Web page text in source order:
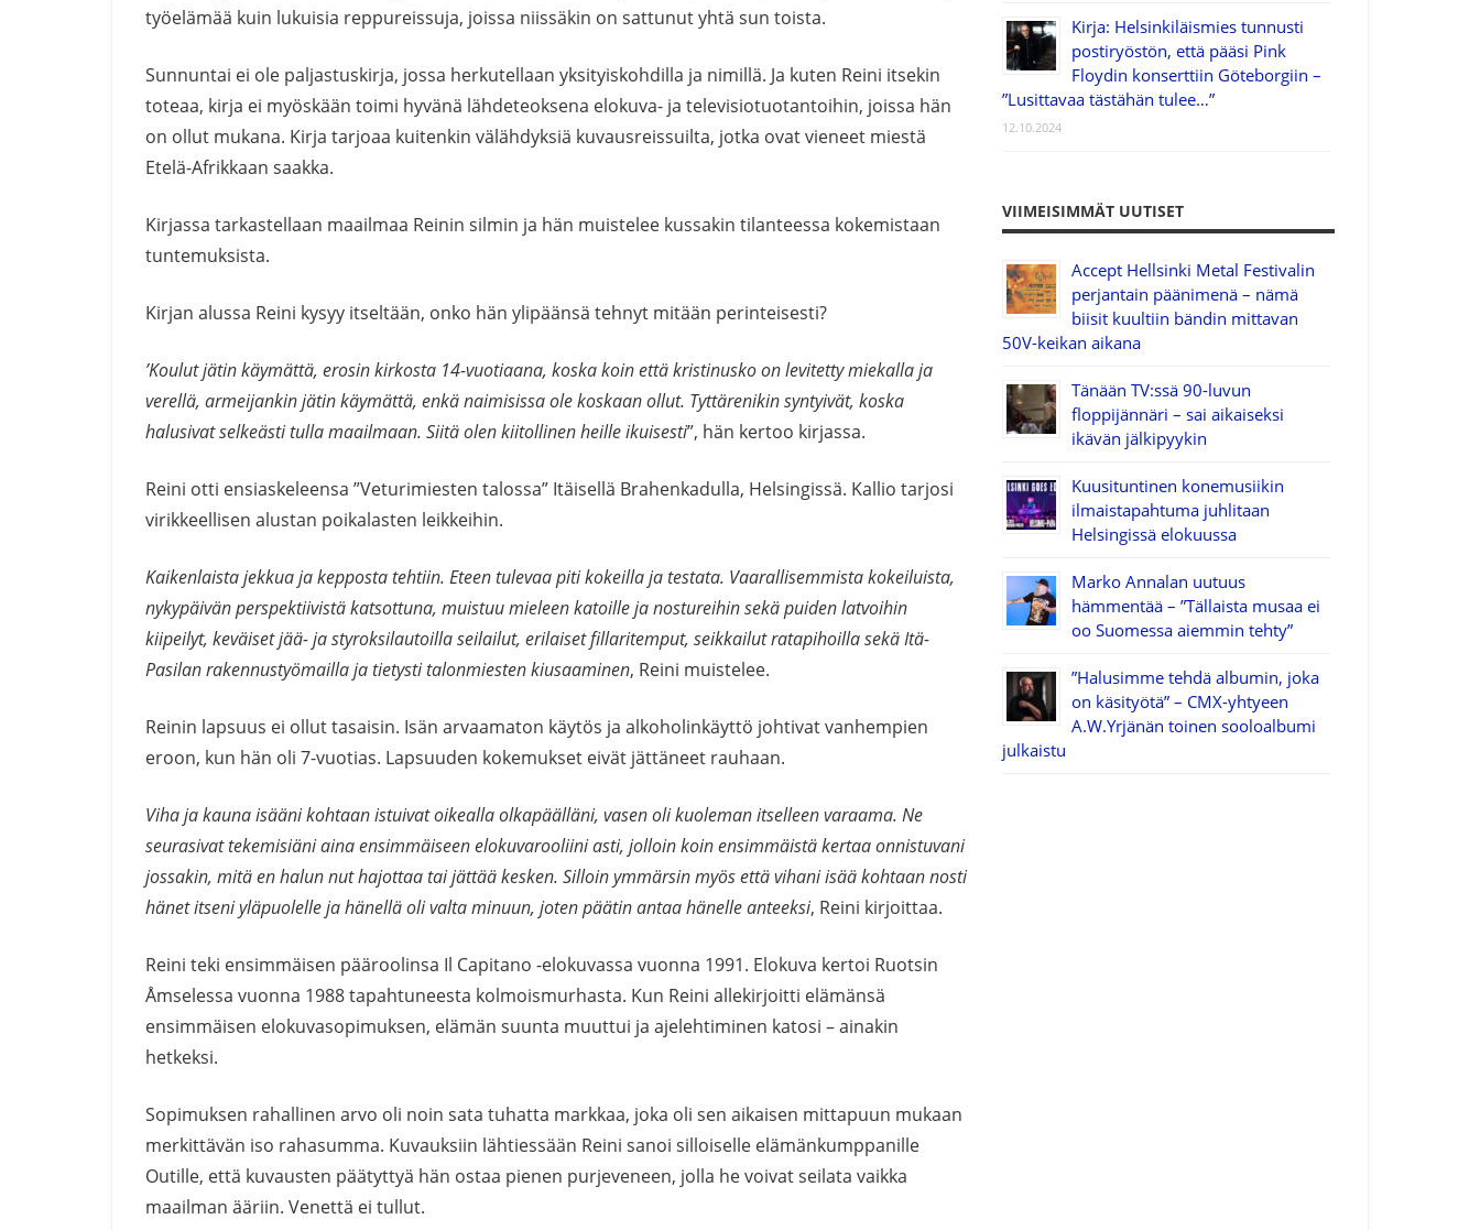
työelämää kuin lukuisia reppureissuja, joissa niissäkin on sattunut yhtä sun toista.
Sunnuntai ei ole paljastuskirja, jossa herkutellaan yksityiskohdilla ja nimillä. Ja kuten Reini itsekin
toteaa, kirja ei myöskään toimi hyvänä lähdeteoksena elokuva- ja televisiotuotantoihin, joissa hän
on ollut mukana. Kirja tarjoaa kuitenkin välähdyksiä kuvausreissuilta, jotka ovat vieneet miestä
Etelä-Afrikkaan saakka.
Kirjassa tarkastellaan maailmaa Reinin silmin ja hän muistelee kussakin tilanteessa kokemistaan
tuntemuksista.
Kirjan alussa Reini kysyy itseltään, onko hän ylipäänsä tehnyt mitään perinteisesti?
’Koulut jätin käymättä, erosin kirkosta 14-vuotiaana, koska koin että kristinusko on levitetty miekalla ja
verellä, armeijankin jätin käymättä, enkä naimisissa ole koskaan ollut. Tyttärenikin syntyivät, koska
halusivat selkeästi tulla maailmaan. Siitä olen kiitollinen heille ikuisesti”, hän kertoo kirjassa.
Reini otti ensiaskeleensa ”Veturimiesten talossa” Itäisellä Brahenkadulla, Helsingissä. Kallio tarjosi
virikkeellisen alustan poikalasten leikkeihin.
Kaikenlaista jekkua ja kepposta tehtiin. Eteen tulevaa piti kokeilla ja testata. Vaarallisemmista kokeiluista,
nykypäivän perspektiivistä katsottuna, muistuu mieleen katoille ja nostureihin sekä puiden latvoihin
kiipeilyt, keväiset jää- ja styroksilautoilla seilailut, erilaiset fillaritemput, seikkailut ratapihoilla sekä Itä-
Pasilan rakennustyömailla ja tietysti talonmiesten kiusaaminen, Reini muistelee.
Reinin lapsuus ei ollut tasaisin. Isän arvaamaton käytös ja alkoholinkäyttö johtivat vanhempien
eroon, kun hän oli 7-vuotias. Lapsuuden kokemukset eivät jättäneet rauhaan.
Viha ja kauna isääni kohtaan istuivat oikealla olkapäälläni, vasen oli kuoleman itselleen varaama. Ne
seurasivat tekemisiäni aina ensimmäiseen elokuvarooliini asti, jolloin koin ensimmäistä kertaa onnistuvani
jossakin, mitä en halun nut hajottaa tai jättää kesken. Silloin ymmärsin myös että vihani isää kohtaan nosti
hänet itseni yläpuolelle ja hänellä oli valta minuun, joten päätin antaa hänelle anteeksi, Reini kirjoittaa.
Reini teki ensimmäisen pääroolinsa Il Capitano -elokuvassa vuonna 1991. Elokuva kertoi Ruotsin
Åmselessa vuonna 1988 tapahtuneesta kolmoismurhasta. Kun Reini allekirjoitti elämänsä
ensimmäisen elokuvasopimuksen, elämän suunta muuttui ja ajelehtiminen katosi – ainakin
hetkeksi.
Sopimuksen rahallinen arvo oli noin sata tuhatta markkaa, joka oli sen aikaisen mittapuun mukaan
merkittävän iso rahasumma. Kuvauksiin lähtiessään Reini sanoi silloiselle elämänkumppanille
Outille, että kuvausten päätyttyä hän ostaa pienen purjeveneen, jolla he voivat seilata vaikka
maailman ääriin. Venettä ei tullut.
Kirja: Helsinkiläismies tunnusti
postiryöstön, että pääsi Pink
Floydin konserttiin Göteborgiin –
”Lusittavaa tästähän tulee…”
12.10.2024
VIIMEISIMMÄT UUTISET
Accept Hellsinki Metal Festivalin
perjantain päänimenä – nämä
biisit kuultiin bändin mittavan
50V-keikan aikana
Tänään TV:ssä 90-luvun
floppijännäri – sai aikaiseksi
ikävän jälkipyykin
Kuusituntinen konemusiikin
ilmaistapahtuma juhlitaan
Helsingissä elokuussa
Marko Annalan uutuus
hämmentää – ”Tällaista musaa ei
oo Suomessa aiemmin tehty”
”Halusimme tehdä albumin, joka
on käsityötä” – CMX-yhtyeen
A.W.Yrjänän toinen sooloalbumi
julkaistu